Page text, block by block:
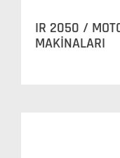
IR 2050 /
MAKİNALARI